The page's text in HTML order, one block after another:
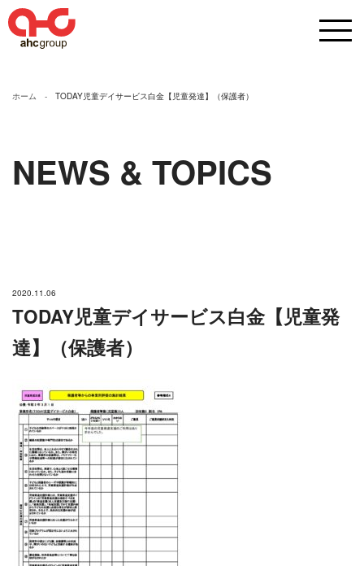
ホーム TODAY児童デイサービス白金【児童発達】（保護者）
NEWS & TOPICS
2020.11.06
TODAY児童デイサービス白金【児童発
達】（保護者）